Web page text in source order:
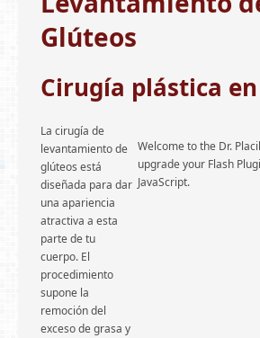
GALERÍA DE FOTOS
FINANCIAMIENTO
BLOG
Glúteos
Cirugía plástica
Welcome to the Dr.
upgrade your Flash
JavaScript.
La cirugía de
levantamiento de
glúteos está
diseñada para dar
una apariencia
atractiva a esta
parte de tu
cuerpo. El
procedimiento
supone la
remoción del
exceso de grasa y